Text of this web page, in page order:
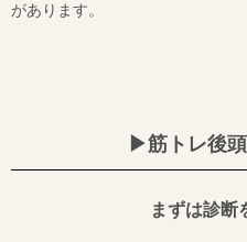
があります。
▶︎筋トレ後
まずは診断